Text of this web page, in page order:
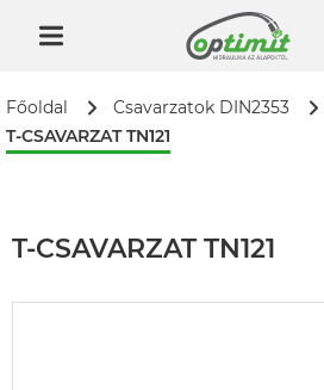
Főoldal Csavarzatok DIN2353
T-CSAVARZAT TN121
T-CSAVARZAT TN121